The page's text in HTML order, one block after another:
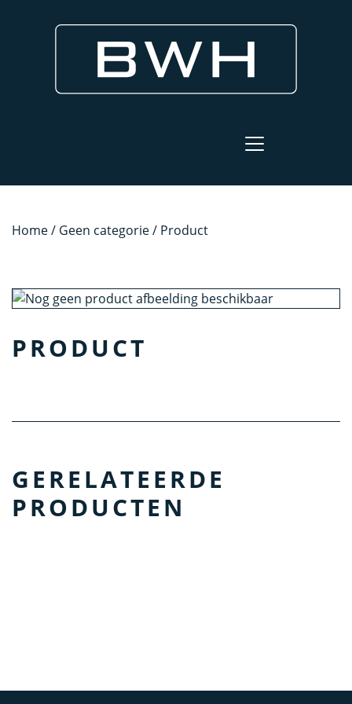
Home/ Geen categorie/ Product
PRODUCT
GERELATEERDE
PRODUCTEN